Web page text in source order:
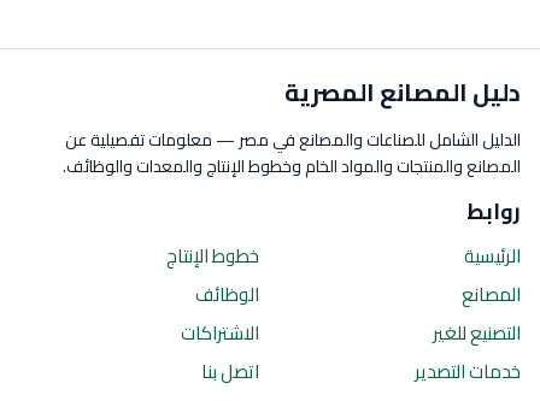
دليل المصانع المصرية
الدليل الشامل للصناعات والمصانع في مصر — معلومات تفصيلية عن
المصانع والمنتجات والمواد الخام وخطوط الإنتاج والمعدات والوظائف.
روابط
الرئيسية
المصانع
التصنيع للغير
خدمات التصدير
خطوط الإنتاج
الوظائف
الاشتراكات
اتصل بنا